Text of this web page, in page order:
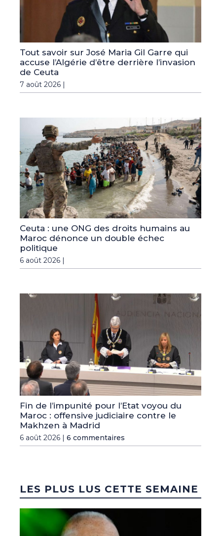
Tout savoir sur José Maria Gil Garre qui
accuse l’Algérie d’être derrière l’invasion
de Ceuta
7 août 2026 |
Ceuta : une ONG des droits humains au
Maroc dénonce un double échec
politique
6 août 2026 |
Fin de l’impunité pour l’Etat voyou du
Maroc : offensive judiciaire contre le
Makhzen à Madrid
6 août 2026 | 6 commentaires
LES PLUS LUS CETTE SEMAINE